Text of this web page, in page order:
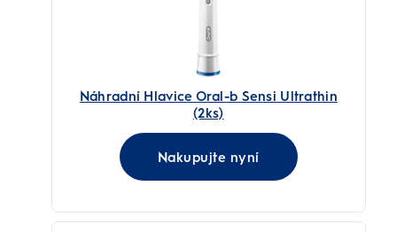
Náhradní Hlavice Oral-b Sensi Ultrathin
(2ks)
Nakupujte nyní